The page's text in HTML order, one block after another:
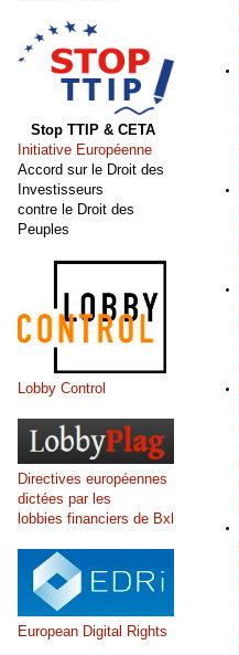
Stop TTIP & CETA
Initiative Européenne
Accord sur le Droit des
Investisseurs
contre le Droit des
Peuples
Lobby Control
Directives européennes
dictées par les
lobbies financiers de Bxl
European Digital Rights